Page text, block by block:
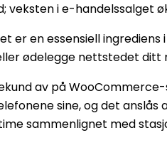
veksten i e-handelssalget
er en essensiell
ødelegge nettstedet ditt
av på
sine, og det
sammenlignet med